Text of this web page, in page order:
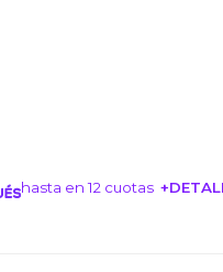
hasta en 12 cuotas